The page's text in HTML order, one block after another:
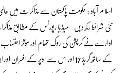
اسلام آباد : حکومت پاکستان سے مذاکرات میں
نئی شرائط رکھ دیں۔ میڈیا رپورٹس کے مطابق
ادارے نے کرپشن کی روک تھام اور مؤثر
کے ساتھ گریڈ 17 اور اس سے اوپر کے